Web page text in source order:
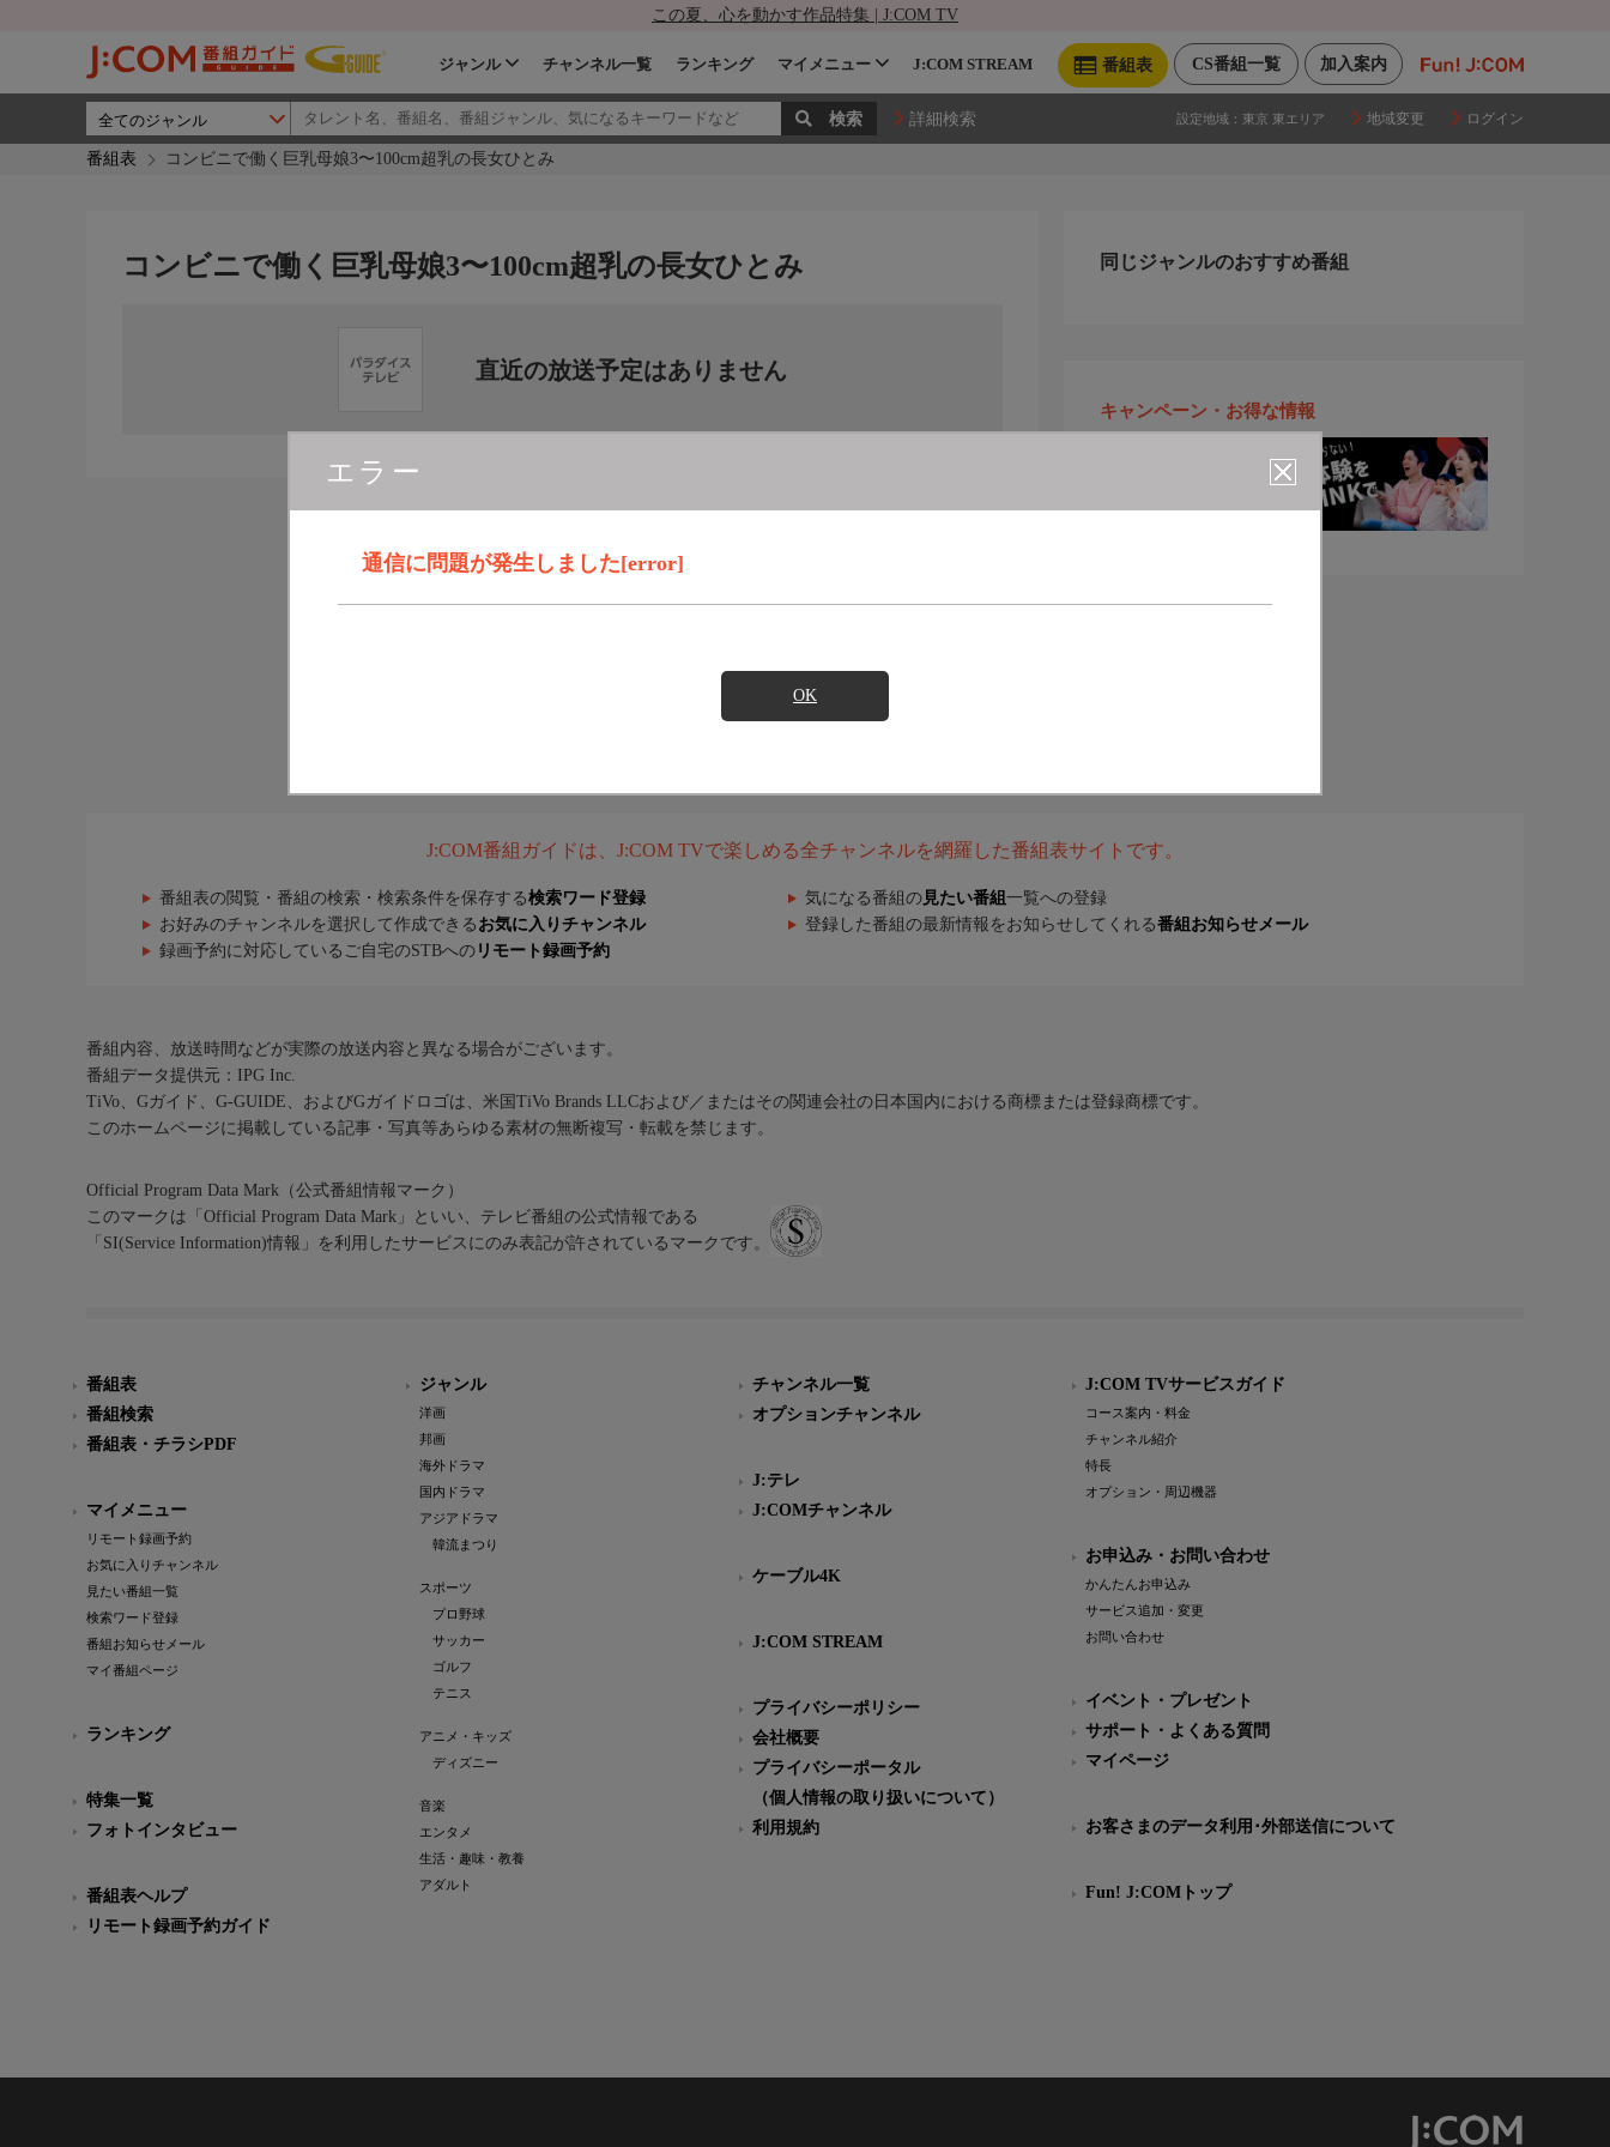
この夏、心を動かす作品特集 | J:COM TV
加入案内
CS番組一覧
番組表
ジャンル チャンネル一覧 ランキング マイメニュー J:COM STREAM
詳細検索 設定地域： 東京 東エリア 地域変更 ログイン
番組表 コンビニで働く巨乳母娘3〜100cm超乳の長女ひとみ
エラー
通信に問題が発生しました[error]
OK
コンビニで働く巨乳母娘3〜100cm超乳の長女ひとみ
直近の放送予定はありません
同じジャンルのおすすめ番組
キャンペーン・お得な情報
J:COM番組ガイドは、J:COM TVで楽しめる全チャンネルを網羅した番組表サイトです。
番組表の閲覧・番組の検索・検索条件を保存する検索ワード登録 気になる番組の 見たい番組 一覧への登録
お好みのチャンネルを選択して作成できる お気に入りチャンネル 登録した番組の最新情報をお知らせしてくれる番組お知らせメール
録画予約に対応しているご自宅のSTBへの リモート録画予約
番組内容、放送時間などが実際の放送内容と異なる場合がございます。
番組データ提供元：IPG Inc.
TiVo、Gガイド、G-GUIDE、およびGガイドロゴは、米国TiVo Brands LLCおよび／またはその関連会社の日本国内における商標または登録商標です。
このホームページに掲載している記事・写真等あらゆる素材の無断複写・転載を禁じます。
Official Program Data Mark（公式番組情報マーク）
このマークは「Official Program Data Mark」といい、テレビ番組の公式情報である
「SI(Service Information)情報」を利用したサービスにのみ表記が許されているマークです。
番組表
番組検索
番組表・チラシPDF
マイメニュー
リモート録画予約
お気に入りチャンネル
見たい番組一覧
検索ワード登録
番組お知らせメール
マイ番組ページ
ランキング
特集一覧
フォトインタビュー
番組表ヘルプ
リモート録画予約ガイド
ジャンル
洋画
邦画
海外ドラマ
国内ドラマ
アジアドラマ
韓流まつり
スポーツ
プロ野球
サッカー
ゴルフ
テニス
アニメ・キッズ
ディズニー
音楽
エンタメ
生活・趣味・教養
アダルト
チャンネル一覧
オプションチャンネル
J:テレ
J:COMチャンネル
ケーブル4K
J:COM STREAM
プライバシーポリシー
会社概要
プライバシーポータル
（個人情報の取り扱いについて）
利用規約
J:COM TVサービスガイド
コース案内・料金
チャンネル紹介
特長
オプション・周辺機器
お申込み・お問い合わせ
かんたんお申込み
サービス追加・変更
お問い合わせ
イベント・プレゼント
サポート・よくある質問
マイページ
お客さまのデータ利用･外部送信について
Fun! J:COMトップ